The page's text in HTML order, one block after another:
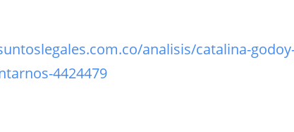
analisis/catalina-
4424479